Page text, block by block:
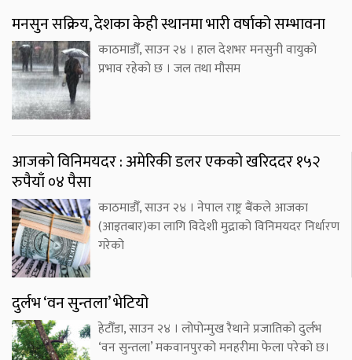
मनसुन सक्रिय, देशका केही स्थानमा भारी वर्षाको सम्भावना
काठमाडौँ, साउन २४ । हाल देशभर मनसुनी वायुको
प्रभाव रहेको छ । जल तथा मौसम
आजको विनिमयदर : अमेरिकी डलर एकको खरिददर १५२
रुपैयाँ ०४ पैसा
काठमाडौँ, साउन २४ । नेपाल राष्ट्र बैंकले आजका
(आइतबार)का लागि विदेशी मुद्राको विनिमयदर निर्धारण
गरेको
दुर्लभ ‘वन सुन्तला’ भेटियो
हेटौँडा, साउन २४ । लोपोन्मुख रैथाने प्रजातिको दुर्लभ
‘वन सुन्तला’ मकवानपुरको मनहरीमा फेला परेको छ।